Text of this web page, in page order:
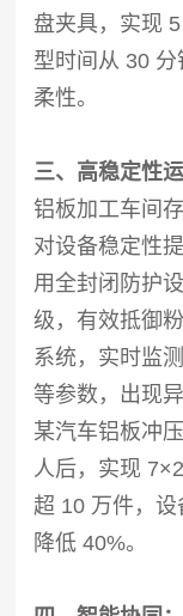
盘夹具，实现
型时间从 30
柔性。
三、高稳定性
铝板加工车间
对设备稳定性
用全封闭防护
级，有效抵御
系统，实时监
等参数，出现
某汽车铝板冲
人后，实现
超 10 万件，
降低 40%。